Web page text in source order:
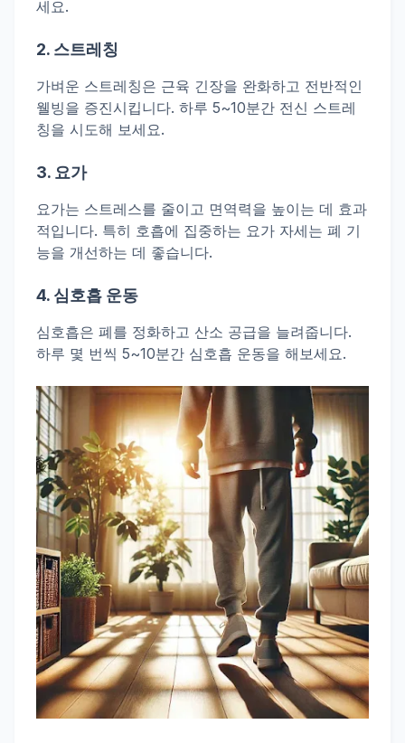
세요.
2. 스트레칭
가벼운 스트레칭은 근육 긴장을 완화하고 전반적인
웰빙을 증진시킵니다. 하루 5~10분간 전신 스트레
칭을 시도해 보세요.
3. 요가
요가는 스트레스를 줄이고 면역력을 높이는 데 효과
적입니다. 특히 호흡에 집중하는 요가 자세는 폐 기
능을 개선하는 데 좋습니다.
4. 심호흡 운동
심호흡은 폐를 정화하고 산소 공급을 늘려줍니다.
하루 몇 번씩 5~10분간 심호흡 운동을 해보세요.